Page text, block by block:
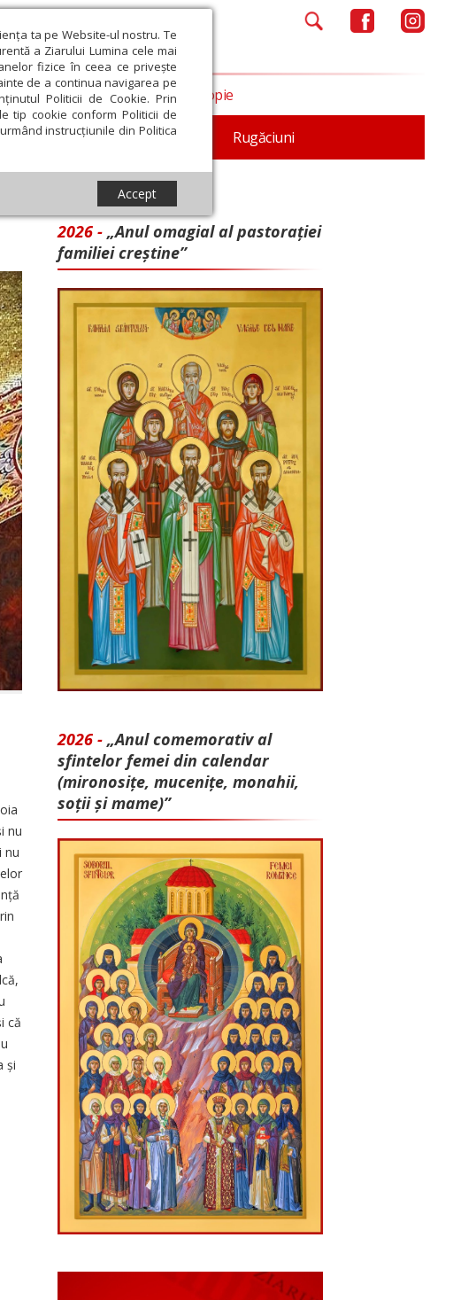
ta pe Website-ul nostru. Te
a Ziarului Lumina cele mai
fizice în ceea ce privește
de a continua navigarea pe
Politicii de Cookie. Prin
tip cookie conform Politicii de
instrucțiunile din Politica
Accept
Liturgica Patristica Rugăciuni
Opinii Filantropie
nu
nu
că
și
2026 - „Anul omagial al pastorației
familiei creștine”
2026 - „Anul comemorativ al
sfintelor femei din calendar
(mironosițe, mu­cenițe, monahii,
soții și mame)”